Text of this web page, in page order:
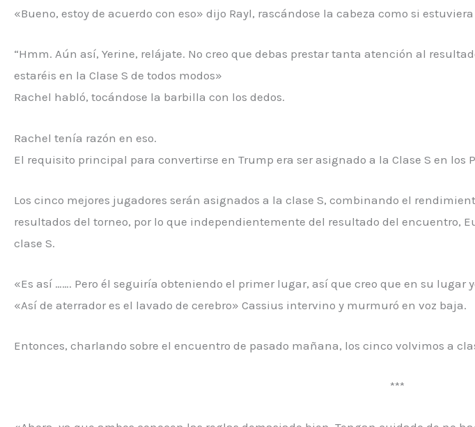
«Bueno, estoy de acuerdo con eso» dijo Rayl, rascándose la cabeza como si
“Hmm. Aún así, Yerine, relájate. No creo que debas prestar tanta atención al
estaréis en la Clase S de todos modos»
Rachel habló, tocándose la barbilla con los dedos.
Rachel tenía razón en eso.
El requisito principal para convertirse en Trump era ser asignado a la Clase S en los
Los cinco mejores jugadores serán asignados a la clase S, combinando el
resultados del torneo, por lo que independientemente del resultado del encuentro,
clase S.
«Es así ……. Pero él seguiría obteniendo el primer lugar, así que creo que en su lugar
«Así de aterrador es el lavado de cerebro» Cassius intervino y murmuró en voz baja.
Entonces, charlando sobre el encuentro de pasado mañana, los cinco volvimos a
***